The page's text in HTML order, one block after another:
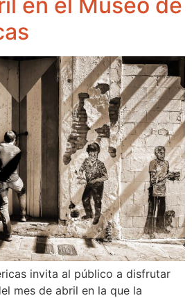
invita al público a disfrutar
mes de abril en la que la